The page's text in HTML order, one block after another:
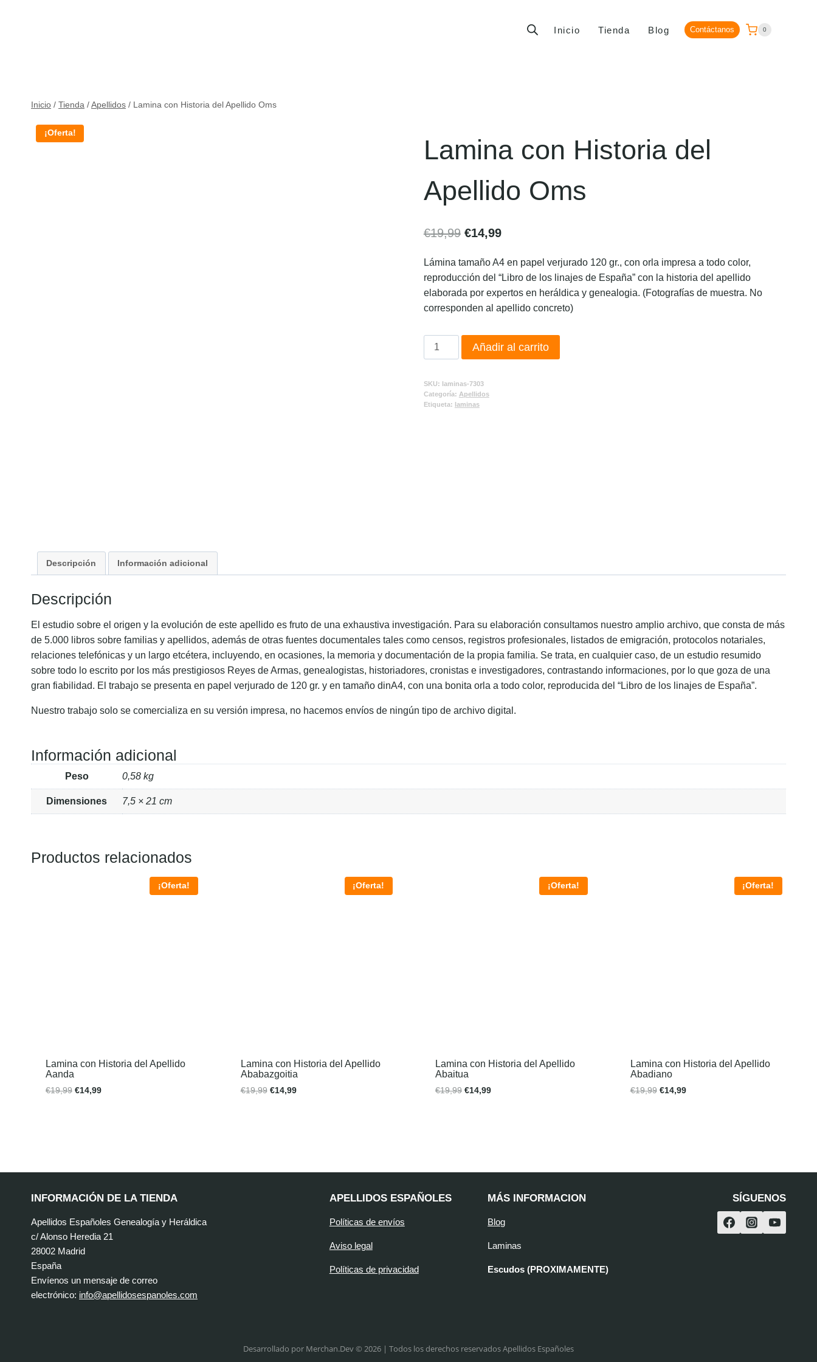
Inicio Tienda Blog Contáctanos 0
Inicio / Tienda / Apellidos / Lamina con Historia del Apellido Oms
¡Oferta!
Lamina con Historia del
Apellido Oms
€19,99 €14,99
Lámina tamaño A4 en papel verjurado 120 gr., con orla impresa a todo color,
reproducción del “Libro de los linajes de España” con la historia del apellido
elaborada por expertos en heráldica y genealogia. (Fotografías de muestra. No
corresponden al apellido concreto)
Añadir al carrito
SKU: laminas-7303
Categoría: Apellidos
Etiqueta: laminas
Descripción Información adicional
Descripción
El estudio sobre el origen y la evolución de este apellido es fruto de una exhaustiva investigación. Para su elaboración consultamos nuestro amplio archivo, que consta de más
de 5.000 libros sobre familias y apellidos, además de otras fuentes documentales tales como censos, registros profesionales, listados de emigración, protocolos notariales,
relaciones telefónicas y un largo etcétera, incluyendo, en ocasiones, la memoria y documentación de la propia familia. Se trata, en cualquier caso, de un estudio resumido
sobre todo lo escrito por los más prestigiosos Reyes de Armas, genealogistas, historiadores, cronistas e investigadores, contrastando informaciones, por lo que goza de una
gran fiabilidad. El trabajo se presenta en papel verjurado de 120 gr. y en tamaño dinA4, con una bonita orla a todo color, reproducida del “Libro de los linajes de España”.
Nuestro trabajo solo se comercializa en su versión impresa, no hacemos envíos de ningún tipo de archivo digital.
Información adicional
Peso 0,58 kg
Dimensiones 7,5 × 21 cm
Productos relacionados
¡Oferta!
Lamina con Historia del Apellido
Aanda
€19,99 €14,99
¡Oferta!
Lamina con Historia del Apellido
Ababazgoitia
€19,99 €14,99
¡Oferta!
Lamina con Historia del Apellido
Abaitua
€19,99 €14,99
¡Oferta!
Lamina con Historia del Apellido
Abadiano
€19,99 €14,99
INFORMACIÓN DE LA TIENDA
Apellidos Españoles Genealogía y Heráldica
c/ Alonso Heredia 21
28002 Madrid
España
Envíenos un mensaje de correo
electrónico: info@apellidosespanoles.com
APELLIDOS ESPAÑOLES
Políticas de envíos
Aviso legal
Políticas de privacidad
MÁS INFORMACION
Blog
Laminas
Escudos (PROXIMAMENTE)
SÍGUENOS
Desarrollado por Merchan.Dev © 2026 | Todos los derechos reservados Apellidos Españoles